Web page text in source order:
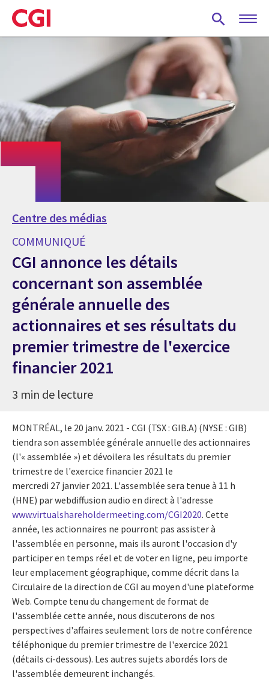
Skip
to
main
Centre des médias
COMMUNIQUÉ
CGI annonce les détails
concernant son assemblée
générale annuelle des
actionnaires et ses résultats du
premier trimestre de l'exercice
financier 2021
3 min de lecture
MONTRÉAL, le 20 janv. 2021 - CGI (TSX : GIB.A) (NYSE : GIB)
tiendra son assemblée générale annuelle des actionnaires
(l'« assemblée ») et dévoilera les résultats du premier
trimestre de l'exercice financier 2021 le
mercredi 27 janvier 2021. L'assemblée sera tenue à 11 h
(HNE) par webdiffusion audio en direct à l'adresse
www.virtualshareholdermeeting.com/CGI2020. Cette
année, les actionnaires ne pourront pas assister à
l'assemblée en personne, mais ils auront l'occasion d'y
participer en temps réel et de voter en ligne, peu importe
leur emplacement géographique, comme décrit dans la
Circulaire de la direction de CGI au moyen d'une plateforme
Web. Compte tenu du changement de format de
l'assemblée cette année, nous discuterons de nos
perspectives d'affaires seulement lors de notre conférence
téléphonique du premier trimestre de l'exercice 2021
(détails ci-dessous). Les autres sujets abordés lors de
l'assemblée demeurent inchangés.